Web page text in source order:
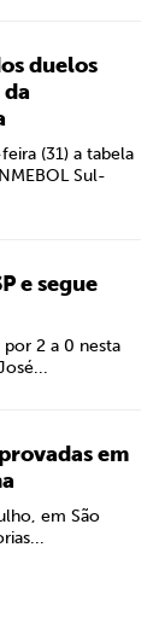
duelos
(31) a tabela
Sul-
e segue
2 a 0 nesta
em
em São